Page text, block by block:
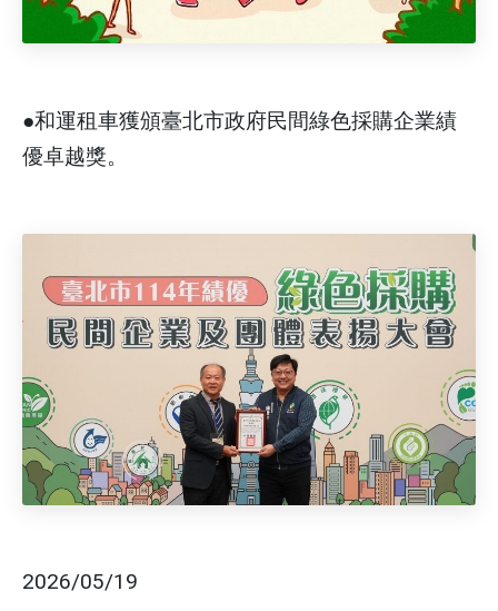
●和運租車獲頒臺北市政府民間綠色採購企業績
優卓越獎。
2026/05/19